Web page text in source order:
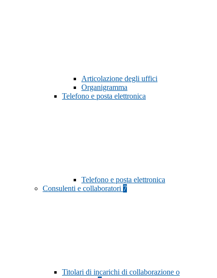
Articolazione degli uffici
Organigramma
Telefono e posta elettronica
Telefono e posta elettronica
Consulenti e collaboratori 7
Titolari di incarichi di collaborazione o